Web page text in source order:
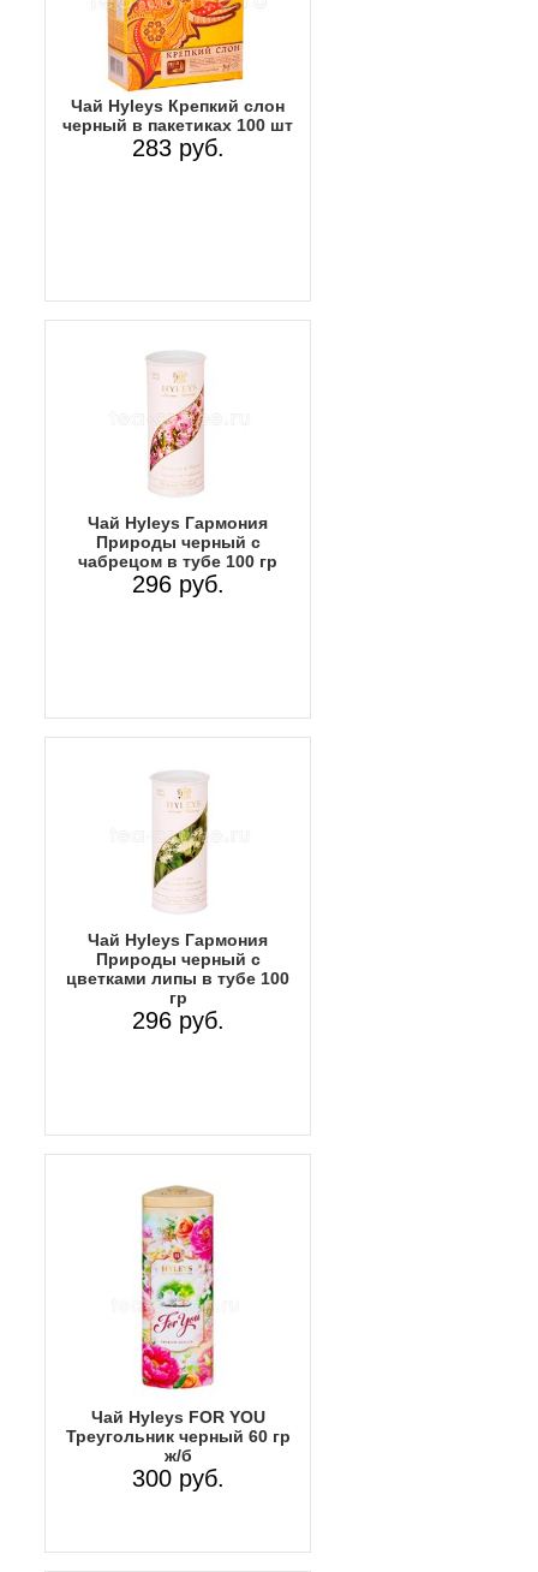
Чай Hyleys Крепкий слон
черный в пакетиках 100 шт
283 руб.
Чай Hyleys Гармония
Природы черный с
чабрецом в тубе 100 гр
296 руб.
Чай Hyleys Гармония
Природы черный с
цветками липы в тубе 100
гр
296 руб.
Чай Hyleys FOR YOU
Треугольник черный 60 гр
ж/б
300 руб.